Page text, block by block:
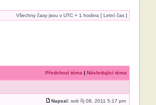
Všechny časy jsou v UTC + 1 hodina [ Letní čas ]
Předchozí téma | Následující téma
Napsal:sob říj 08, 2011 5:17 pm